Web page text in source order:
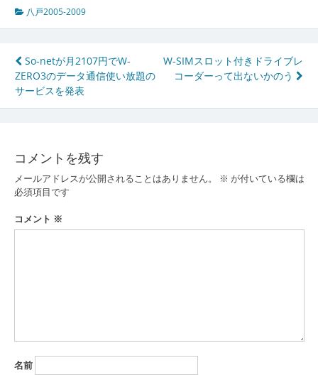
八戸2005-2009
投
稿
ナ
ゲ
ー
シ
ョ
So-netが月2107円でW-
ZERO3のデータ通信使い放題の
サービスを発表
W-SIMスロット付きドライブレ
コーダーって出ないかのう
コメントを残す
メールアドレスが公開されることはありません。 ※ が付いている欄は
必須項目です
コメント ※
名前